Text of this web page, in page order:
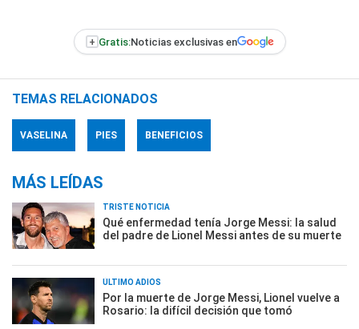
+ Gratis:Noticias exclusivas en
TEMAS RELACIONADOS
VASELINA PIES BENEFICIOS
MÁS LEÍDAS
TRISTE NOTICIA
Qué enfermedad tenía Jorge Messi: la salud
del padre de Lionel Messi antes de su muerte
ÚLTIMO ADIÓS
Por la muerte de Jorge Messi, Lionel vuelve a
Rosario: la difícil decisión que tomó